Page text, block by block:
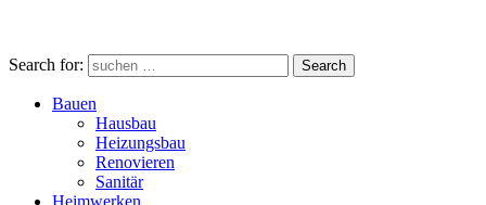
Search for: Search
Bauen
Hausbau
Heizungsbau
Renovieren
Sanitär
Heimwerken